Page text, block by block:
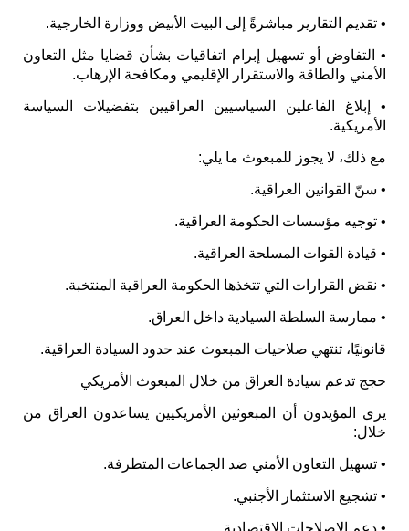
• تقديم التقارير مباشرةً إلى البيت الأبيض ووزارة الخارجية.
• التفاوض أو تسهيل إبرام اتفاقيات بشأن قضايا مثل التعاون
الأمني ​​والطاقة والاستقرار الإقليمي ومكافحة الإرهاب.
• إبلاغ الفاعلين السياسيين العراقيين بتفضيلات السياسة
الأمريكية.
مع ذلك، لا يجوز للمبعوث ما يلي:
• سنّ القوانين العراقية.
• توجيه مؤسسات الحكومة العراقية.
• قيادة القوات المسلحة العراقية.
• نقض القرارات التي تتخذها الحكومة العراقية المنتخبة.
• ممارسة السلطة السيادية داخل العراق.
قانونيًا، تنتهي صلاحيات المبعوث عند حدود السيادة العراقية.
حجج تدعم سيادة العراق من خلال المبعوث الأمريكي
يرى المؤيدون أن المبعوثين الأمريكيين يساعدون العراق من
خلال:
• تسهيل التعاون الأمني ​​ضد الجماعات المتطرفة.
• تشجيع الاستثمار الأجنبي.
• دعم الإصلاحات الاقتصادية.